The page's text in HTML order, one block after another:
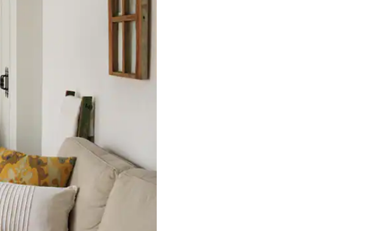
ou en appuyant et en faisant glisser.